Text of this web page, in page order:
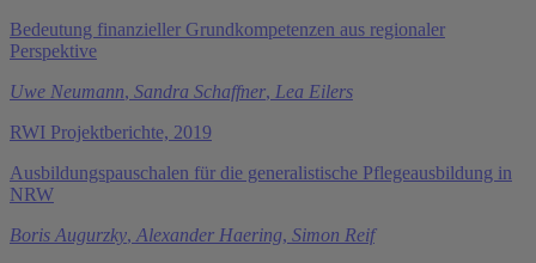
Bedeutung finanzieller Grundkompetenzen aus regionaler
Perspektive
Uwe Neumann, Sandra Schaffner, Lea Eilers
RWI Projektberichte, 2019
Ausbildungspauschalen für die generalistische Pflegeausbildung in
NRW
Boris Augurzky, Alexander Haering, Simon Reif